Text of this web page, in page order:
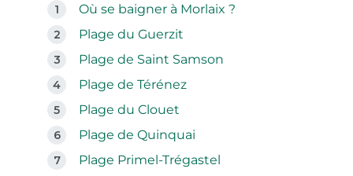
Où se baigner à Morlaix ?
Plage du Guerzit
Plage de Saint Samson
Plage de Térénez
Plage du Clouet
Plage de Quinquai
Plage Primel-Trégastel